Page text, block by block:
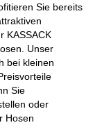
Sie bereits
KASSACK
Unser
bei kleinen
Sie
oder
Hosen